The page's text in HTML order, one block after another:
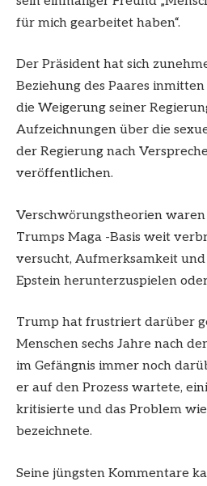
für mich gearbeitet haben“.
Der Präsident hat sich
Beziehung des Paares
die Weigerung seiner
Aufzeichnungen über die
der Regierung nach
veröffentlichen.
Verschwörungstheorien
Trumps Maga -Basis weit
versucht, Aufmerksamkeit
Epstein herunterzuspielen
Trump hat frustriert darüber
Menschen sechs Jahre nach
im Gefängnis immer noch
er auf den Prozess wartete,
kritisierte und das Problem
bezeichnete.
Seine jüngsten Kommentare